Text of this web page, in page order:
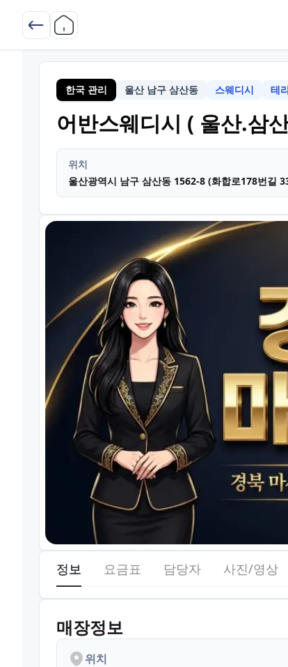
한국 관리 울산 남구 삼산동 스웨디시 테
어반스웨디시 ( 울산.삼
위치
울산광역시 남구 삼산동 1562-8 (화합로178번길
정보 요금표 담당자 사진/영상
매장정보
위치